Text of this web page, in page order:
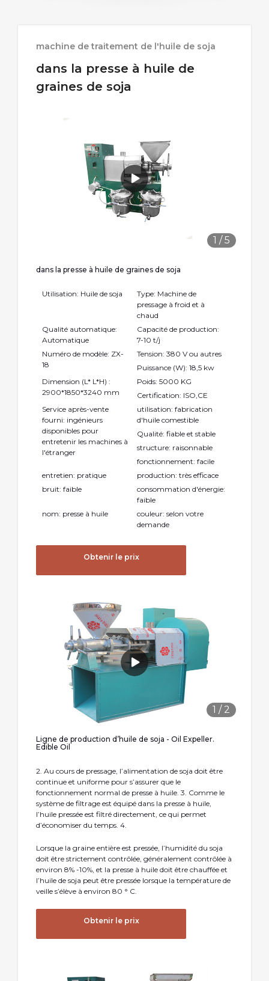
machine de traitement de l'huile de soja
dans la presse à huile de
graines de soja
1 /5
dans la presse à huile de graines de soja
Utilisation: Huile de soja
Type: Machine de
pressage à froid et à
chaud
Qualité automatique:
Automatique
Capacité de production:
7-10 t/j
Numéro de modèle: ZX-
18
Tension: 380 V ou autres
Puissance (W): 18,5 kw
Dimension (L* L*H) :
2900*1850*3240 mm
Poids: 5000 KG
Certification: ISO,CE
Service après-vente
fourni: ingénieurs
disponibles pour
entretenir les machines à
l'étranger
utilisation: fabrication
d'huile comestible
Qualité: fiable et stable
structure: raisonnable
fonctionnement: facile
entretien: pratique
production: très efficace
bruit: faible
consommation d'énergie:
faible
nom: presse à huile
couleur: selon votre
demande
Obtenir le prix
1 / 2
Ligne de production d’huile de soja - Oil Expeller.
Edible Oil
2. Au cours de pressage, l’alimentation de soja doit être
continue et uniforme pour s’assurer que le
fonctionnement normal de presse à huile. 3. Comme le
système de filtrage est équipé dans la presse à huile,
l’huile pressée est filtré directement, ce qui permet
d’économiser du temps. 4.
Lorsque la graine entière est pressée, l’humidité du soja
doit être strictement contrôlée, généralement contrôlée à
environ 8% -10%, et la presse à huile doit être chauffée et
l’huile de soja peut être pressée lorsque la température de
veille s’élève à environ 80 ° C.
Obtenir le prix